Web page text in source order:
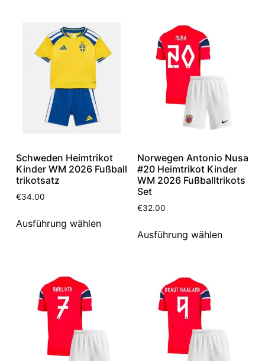
Schweden Heimtrikot
Kinder WM 2026 Fußball
trikotsatz
€34.00
Ausführung wählen
Norwegen Antonio Nusa
#20 Heimtrikot Kinder
WM 2026 Fußballtrikots
Set
€32.00
Ausführung wählen